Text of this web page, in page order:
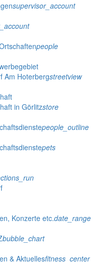
supervisor_account
people
Am Hoterbergstreetview
in Görlitzstore
people_outline
pets
Konzerte etc.date_range
bubble_chart
& Aktuellesfitness_center